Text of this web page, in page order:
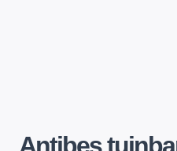
Antibes